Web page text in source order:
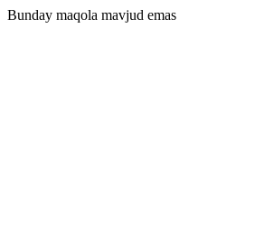
Bunday maqola mavjud emas